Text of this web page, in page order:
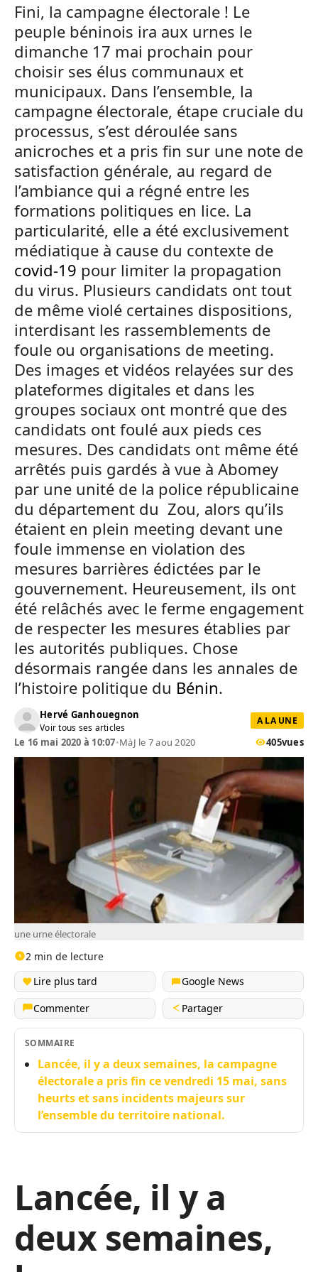
Fini, la campagne électorale ! Le
peuple béninois ira aux urnes le
dimanche 17 mai prochain pour
choisir ses élus communaux et
municipaux. Dans l’ensemble, la
campagne électorale, étape cruciale du
processus, s’est déroulée sans
anicroches et a pris fin sur une note de
satisfaction générale, au regard de
l’ambiance qui a régné entre les
formations politiques en lice. La
particularité, elle a été exclusivement
médiatique à cause du contexte de
covid-19 pour limiter la propagation
du virus. Plusieurs candidats ont tout
de même violé certaines dispositions,
interdisant les rassemblements de
foule ou organisations de meeting.
Des images et vidéos relayées sur des
plateformes digitales et dans les
groupes sociaux ont montré que des
candidats ont foulé aux pieds ces
mesures. Des candidats ont même été
arrêtés puis gardés à vue à Abomey
par une unité de la police républicaine
du département du Zou, alors qu’ils
étaient en plein meeting devant une
foule immense en violation des
mesures barrières édictées par le
gouvernement. Heureusement, ils ont
été relâchés avec le ferme engagement
de respecter les mesures établies par
les autorités publiques. Chose
désormais rangée dans les annales de
l’histoire politique du Bénin.
Hervé Ganhouegnon
Voir tous ses articles
A LA UNE
Le 16 mai 2020 à 10:07•MàJ le 7 aou 2020 405vues
une urne électorale
2 min de lecture
Lire plus tard
Google News
Commenter
Partager
SOMMAIRE
Lancée, il y a deux semaines, la campagne
électorale a pris fin ce vendredi 15 mai, sans
heurts et sans incidents majeurs sur
l’ensemble du territoire national.
Lancée, il y a
deux semaines,